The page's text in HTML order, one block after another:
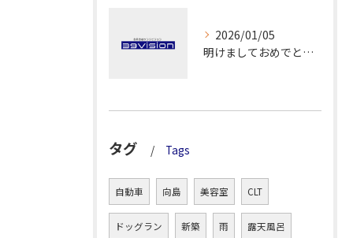
2026/01/05
明けましておめでとうございます！
タグ Tags
自動車 向島 美容室 CLT
ドッグラン 新築 雨 露天風呂